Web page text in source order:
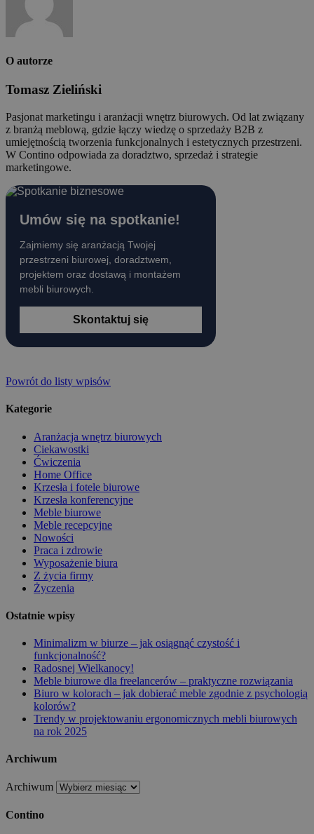
O autorze
Tomasz Zieliński
Pasjonat marketingu i aranżacji wnętrz biurowych. Od lat związany
z branżą meblową, gdzie łączy wiedzę o sprzedaży B2B z
umiejętnością tworzenia funkcjonalnych i estetycznych przestrzeni.
W Contino odpowiada za doradztwo, sprzedaż i strategie
marketingowe.
Umów się na spotkanie!
Zajmiemy się aranżacją Twojej
przestrzeni biurowej, doradztwem,
projektem oraz dostawą i montażem
mebli biurowych.
Skontaktuj się
Powrót do listy wpisów
Kategorie
Aranżacja wnętrz biurowych
Ciekawostki
Ćwiczenia
Home Office
Krzesła i fotele biurowe
Krzesła konferencyjne
Meble biurowe
Meble recepcyjne
Nowości
Praca i zdrowie
Wyposażenie biura
Z życia firmy
Życzenia
Ostatnie wpisy
Minimalizm w biurze – jak osiągnąć czystość i
funkcjonalność?
Radosnej Wielkanocy!
Meble biurowe dla freelancerów – praktyczne rozwiązania
Biuro w kolorach – jak dobierać meble zgodnie z psychologią
kolorów?
Trendy w projektowaniu ergonomicznych mebli biurowych
na rok 2025
Archiwum
Archiwum
Contino